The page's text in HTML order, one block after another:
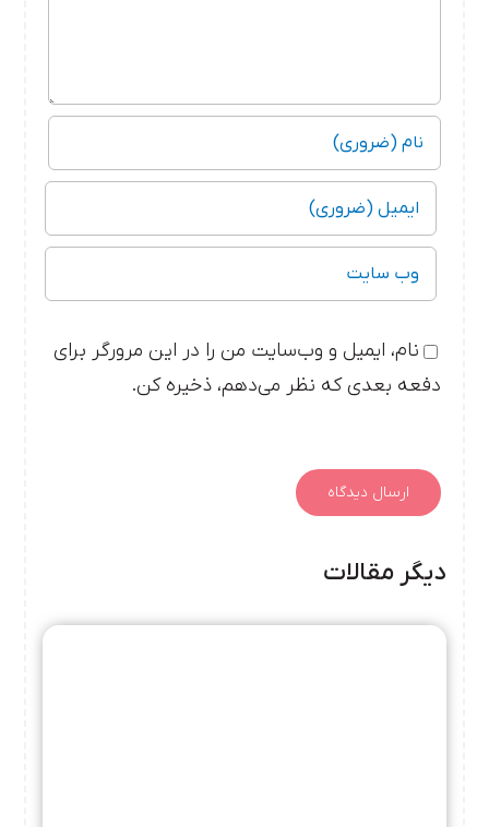
نام، ایمیل و وب‌سایت من را در این مرورگر برای
دفعه بعدی که نظر می‌دهم، ذخیره کن.
دیگر مقالات